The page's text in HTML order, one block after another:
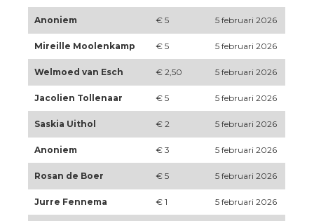
Anoniem € 5 5 februari 2026
Mireille Moolenkamp € 5 5 februari 2026
Welmoed van Esch € 2,50 5 februari 2026
Jacolien Tollenaar € 5 5 februari 2026
Saskia Uithol € 2 5 februari 2026
Anoniem € 3 5 februari 2026
Rosan de Boer € 5 5 februari 2026
Jurre Fennema € 1 5 februari 2026